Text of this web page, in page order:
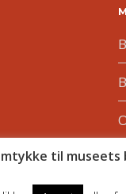
til museets